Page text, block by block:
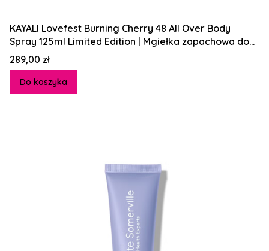
KAYALI Lovefest Burning Cherry 48 All Over Body
Spray 125ml Limited Edition | Mgiełka zapachowa do
ciała
Cena
289,00 zł
Do koszyka